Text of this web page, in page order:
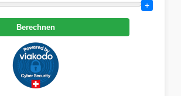
+
Berechnen